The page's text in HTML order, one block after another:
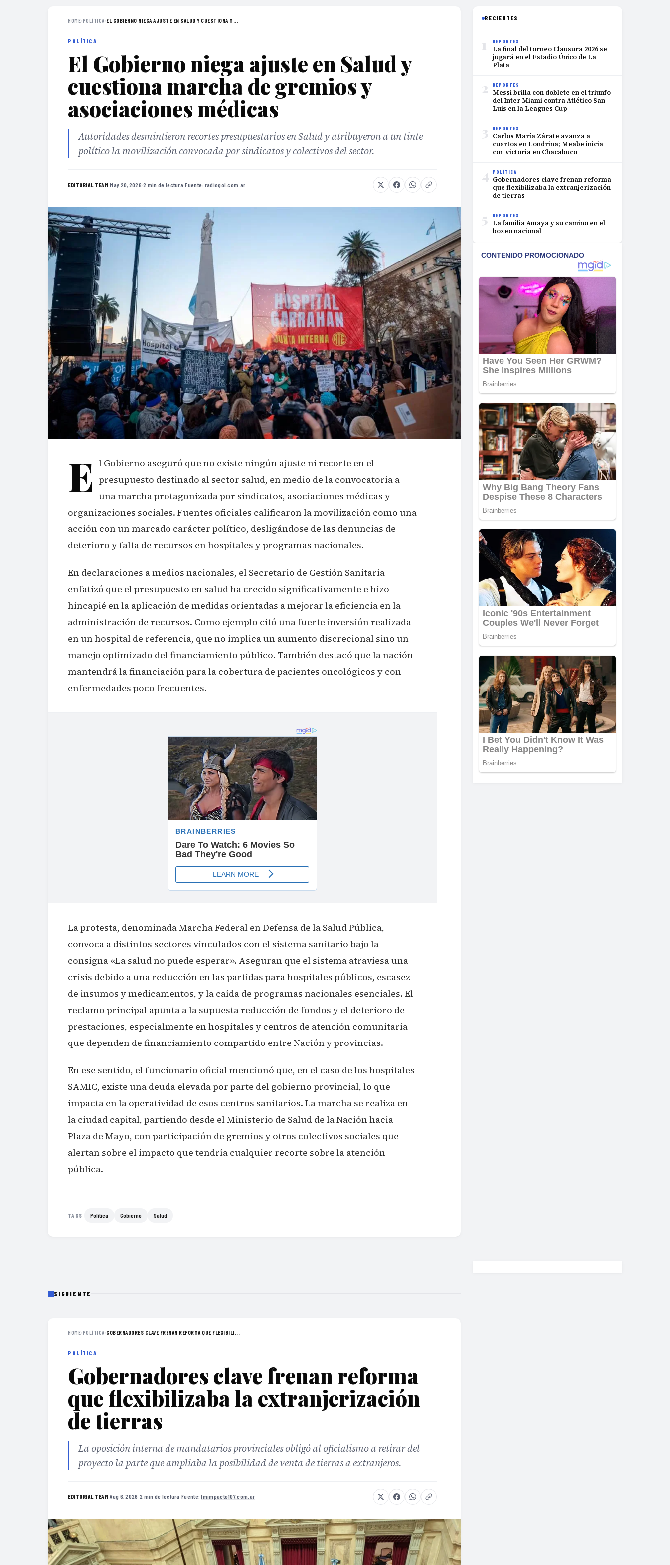
HOME›POLÍTICA›EL GOBIERNO NIEGA AJUSTE EN SALUD Y CUESTIONA M...
POLÍTICA
El Gobierno niega ajuste en Salud y
cuestiona marcha de gremios y
asociaciones médicas
Autoridades desmintieron recortes presupuestarios en Salud y atribuyeron a un tinte
político la movilización convocada por sindicatos y colectivos del sector.
EDITORIAL TEAM·May 20, 2026·2 min de lectura·Fuente: radiogol.com.ar
E l Gobierno aseguró que no existe ningún ajuste ni recorte en el
presupuesto destinado al sector salud, en medio de la convocatoria a
una marcha protagonizada por sindicatos, asociaciones médicas y
organizaciones sociales. Fuentes oficiales calificaron la movilización como una
acción con un marcado carácter político, desligándose de las denuncias de
deterioro y falta de recursos en hospitales y programas nacionales.
En declaraciones a medios nacionales, el Secretario de Gestión Sanitaria
enfatizó que el presupuesto en salud ha crecido significativamente e hizo
hincapié en la aplicación de medidas orientadas a mejorar la eficiencia en la
administración de recursos. Como ejemplo citó una fuerte inversión realizada
en un hospital de referencia, que no implica un aumento discrecional sino un
manejo optimizado del financiamiento público. También destacó que la nación
mantendrá la financiación para la cobertura de pacientes oncológicos y con
enfermedades poco frecuentes.
La protesta, denominada Marcha Federal en Defensa de la Salud Pública,
convoca a distintos sectores vinculados con el sistema sanitario bajo la
consigna «La salud no puede esperar». Aseguran que el sistema atraviesa una
crisis debido a una reducción en las partidas para hospitales públicos, escasez
de insumos y medicamentos, y la caída de programas nacionales esenciales. El
reclamo principal apunta a la supuesta reducción de fondos y el deterioro de
prestaciones, especialmente en hospitales y centros de atención comunitaria
que dependen de financiamiento compartido entre Nación y provincias.
En ese sentido, el funcionario oficial mencionó que, en el caso de los hospitales
SAMIC, existe una deuda elevada por parte del gobierno provincial, lo que
impacta en la operatividad de esos centros sanitarios. La marcha se realiza en
la ciudad capital, partiendo desde el Ministerio de Salud de la Nación hacia
Plaza de Mayo, con participación de gremios y otros colectivos sociales que
alertan sobre el impacto que tendría cualquier recorte sobre la atención
pública.
TAGS Política Gobierno Salud
RECIENTES
1 DEPORTES
La final del torneo Clausura 2026 se
jugará en el Estadio Único de La
Plata
2 DEPORTES
Messi brilla con doblete en el triunfo
del Inter Miami contra Atlético San
Luis en la Leagues Cup
3 DEPORTES
Carlos María Zárate avanza a
cuartos en Londrina; Meabe inicia
con victoria en Chacabuco
4 POLÍTICA
Gobernadores clave frenan reforma
que flexibilizaba la extranjerización
de tierras
5 DEPORTES
La familia Amaya y su camino en el
boxeo nacional
SIGUIENTE
HOME›POLÍTICA›GOBERNADORES CLAVE FRENAN REFORMA QUE FLEXIBILI...
POLÍTICA
Gobernadores clave frenan reforma
que flexibilizaba la extranjerización
de tierras
La oposición interna de mandatarios provinciales obligó al oficialismo a retirar del
proyecto la parte que ampliaba la posibilidad de venta de tierras a extranjeros.
EDITORIAL TEAM·Aug 6, 2026 ·2 min de lectura ·Fuente:fmimpacto107.com.ar